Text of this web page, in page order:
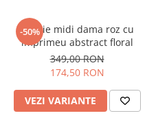
-50%
Rochie midi dama roz cu
imprimeu abstract floral
349,00 RON
174,50 RON
VEZI VARIANTE